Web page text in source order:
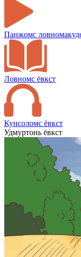
Панжомс
Ловномс ёвкст
Кунсоломс ёвкст
Удмуртонь ёвкст